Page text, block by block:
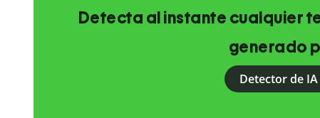
Detecta al instante cualquier
generado
Detector de